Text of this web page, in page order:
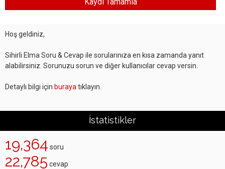
Hoş geldiniz,
Sihirli Elma Soru & Cevap ile sorularınıza en kısa zamanda yanıt
alabilirsiniz. Sorunuzu sorun ve diğer kullanıcılar cevap versin.
Detaylı bilgi için buraya tıklayın.
İstatistikler
19,364 soru
22,785 cevap